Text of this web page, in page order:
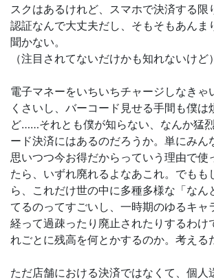
スクはあるけれど、スマホで決済する限
認証なんで大丈夫だし、そもそもあんま
聞かない。
（注目されてないだけかも知れないけど）
電子マネーをいちいちチャージしなきゃ
くさいし、バーコード見せる手間も僕は
ど……それとも僕が知らない、なんか猛
ード決済にはあるのだろうか。単にみん
思いつつ今お得だからっていう理由で使
たら、いずれ廃れるよなあこれ。でもも
ら、これだけ世の中に多種多様な「なん
てるのってすごいし、一時期のゆるキャ
経って過疎ったり廃止されたりするわけ
れごとに残高を何とかするのか。考える
ただ店舗における決済ではなくて、個人